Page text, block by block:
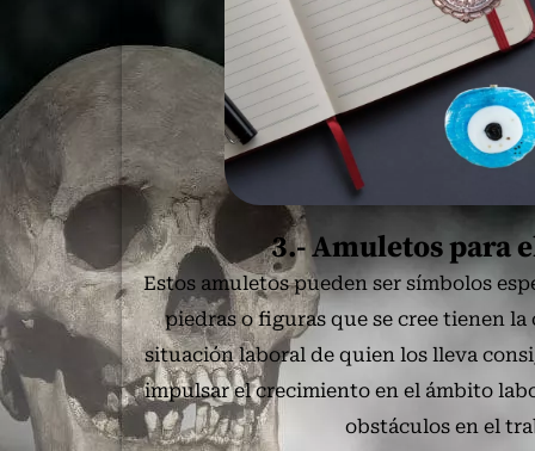
3.- Amuletos para
Estos amuletos pueden ser símbolos
piedras o figuras que se cree tienen
situación laboral de quien los lleva
impulsar el crecimiento en el ámbito
obstáculos en el